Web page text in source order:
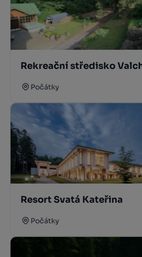
Rekreační středisko
Počátky
Resort Svatá Kateřina
Počátky